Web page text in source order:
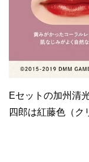
Eセットの加州清
四郎は紅藤色（ク